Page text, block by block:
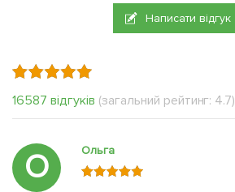
Написати відгук
16587 відгуків (загальний рейтинг: 4.7)
О Ольга